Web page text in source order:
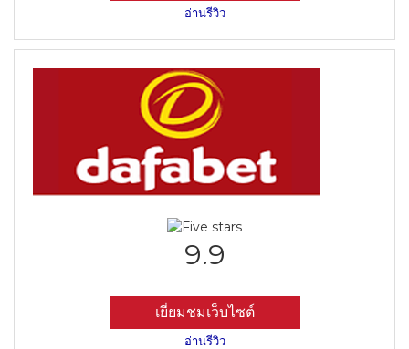
อ่านรีวิว
9.9
เยี่ยมชมเว็บไซต์
อ่านรีวิว